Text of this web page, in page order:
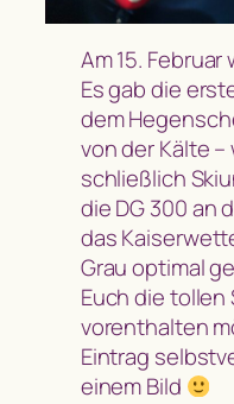
Am 15.
Es gab die
dem
von der Kälte
schließlich
die DG 300 an
das
Grau optimal
Euch die
vorenthalten
Eintrag
einem Bild